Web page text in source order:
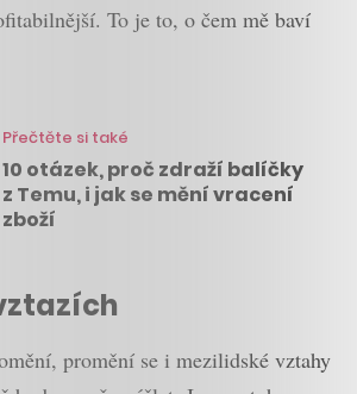
To je to, o čem mě baví
Přečtěte si také
10 otázek, proč zdraží balíčky
z Temu, i jak se mění vracení
zboží
promění se i mezilidské vztahy